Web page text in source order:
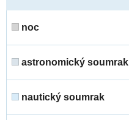
noc
astronomický soumrak
nautický soumrak